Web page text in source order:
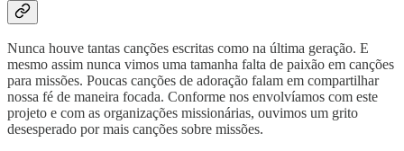
Nunca houve tantas canções escritas como na última geração. E
mesmo assim nunca vimos uma tamanha falta de paixão em canções
para missões. Poucas canções de adoração falam em compartilhar
nossa fé de maneira focada. Conforme nos envolvíamos com este
projeto e com as organizações missionárias, ouvimos um grito
desesperado por mais canções sobre missões.